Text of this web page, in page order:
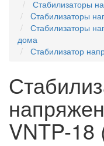
Стабилизаторы
Cтабилизаторы
Стабилизаторы
дома
Стабилизатор
VNTP-18